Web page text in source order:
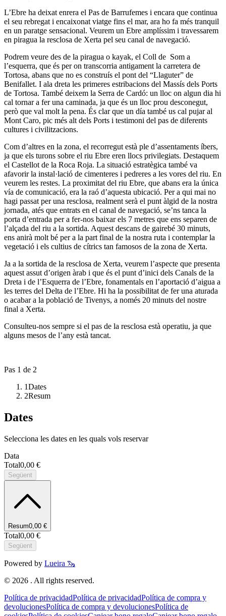
L’Ebre ha deixat enrera el Pas de Barrufemes i encara que continua
el seu rebregat i encaixonat viatge fins el mar, ara ho fa més tranquil
en un paratge sensacional. Veurem un Ebre amplíssim i travessarem
en piragua la resclosa de Xerta pel seu canal de navegació.
Podrem veure des de la piragua o kayak, el Coll de Som a
l’esquerra, que és per on transcorria antigament la carretera de
Tortosa, abans que no es construís el pont del “Llaguter” de
Benifallet. I ala dreta les primeres estribacions del Massís dels Ports
de Tortosa. També deixem la Serra de Cardó: un lloc on algun dia hi
cal tornar a fer una caminada, ja que és un lloc prou desconegut,
però que val molt la pena. És clar que un día també us cal pujar al
Mont Caro, pic més alt dels Ports i testimoni del pas de diferents
cultures i civilitzacions.
Com d’altres en la zona, el recorregut està ple d’assentaments íbers,
ja que els turons sobre el riu Ebre eren llocs privilegiats. Destaquem
el Castellot de la Roca Roja. La situació estratègica també va
afavorir la instal·lació de cimenteres i pedreres a les vores del riu. En
veurem les restes. La proximitat del riu Ebre, que abans era la única
vía de comunicació, era la raó d’aquesta ubicació. Per a qui mai no
hagi passat per una resclosa, realment serà el punt àlgid de la nostra
jornada, atés que entrats en el canal de navegació, se’ns tanca la
porta d’entrada per a fer-nos baixar els 7 metres que ens separen de
l’alçada del riu a la sortida. Aquest descans de gairebé 30 minuts,
ens anirà molt bé per a la part final de la nostra ruta i contemplar la
vegetació i els cultius de cítrics tan famosos de la zona de Xerta.
Ja a la sortida de la resclosa de Xerta, veurem l’aspecte que presenta
aquest assut d’origen àrab i que és el punt d’inici dels Canals de la
Dreta i de l’Esquerra de l’Ebre, fonamentals en l’aportació d’aigua a
les terres del Delta de l’Ebre. Hi ha la possibilitat de fer una aturada
o acabar a la població de Tivenys, a només 20 minuts del nostre
final a Xerta.
Consulteu-nos sempre si el pas de la resclosa està operatiu, ja que
alguns mesos de l’any està tancat.
Pas 1 de 2
1Dates
2Resum
Dates
Selecciona les dates en les quals vols reservar
Data
Total0,00 €
Següent
Resum0,00 €
Total0,00 €
Següent
Powered by Lueira 🦦
© 2026 . All rights reserved.
Política de privacidadPolítica de privacidadPolítica de compra y
devolucionesPolítica de compra y devolucionesPolítica de